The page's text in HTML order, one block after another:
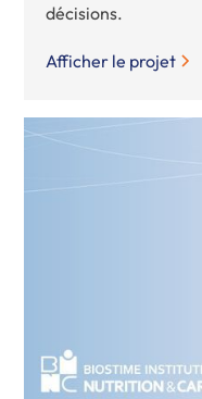
décisions.
Afficher le projet